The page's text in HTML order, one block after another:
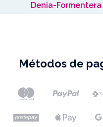
Denia-Formentera
Métodos de